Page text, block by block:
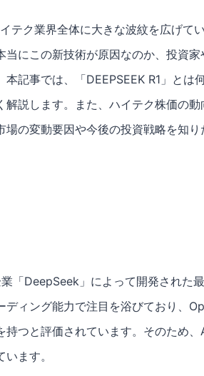
テク業界全体に大きな波紋を広げて
にこの新技術が原因なのか、投資家
記事では、「DEEPSEEK R1」とは
説します。また、ハイテク株価の
の変動要因や今後の投資戦略を知り
「DeepSeek」によって開発された
ィング能力で注目を浴びており、
つと評価されています。そのため、
ます。